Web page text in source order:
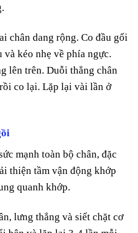
chân dang rộng. Co đầu gối
kéo nhẹ về phía ngực.
lên trên. Duỗi thẳng chân
co lại. Lặp lại vài lần ở
mạnh toàn bộ chân, đặc
thiện tầm vận động khớp
quanh khớp.
lưng thẳng và siết chặt cơ